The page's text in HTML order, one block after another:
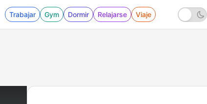
Trabajar Gym Dormir Relajarse Viaje